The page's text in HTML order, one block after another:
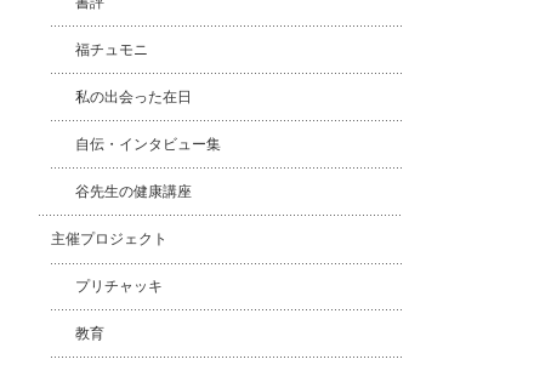
福チュモニ
私の出会った在日
自伝・インタビュー集
谷先生の健康講座
主催プロジェクト
プリチャッキ
教育